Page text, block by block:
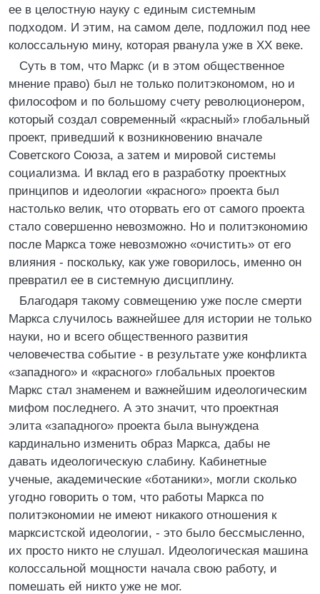
ее в целостную науку с единым системным
подходом. И этим, на самом деле, подложил под нее
колоссальную мину, которая рванула уже в XX веке.
Суть в том, что Маркс (и в этом общественное
мнение право) был не только политэкономом, но и
философом и по большому счету революционером,
который создал современный «красный» глобальный
проект, приведший к возникновению вначале
Советского Союза, а затем и мировой системы
социализма. И вклад его в разработку проектных
принципов и идеологии «красного» проекта был
настолько велик, что оторвать его от самого проекта
стало совершенно невозможно. Но и политэкономию
после Маркса тоже невозможно «очистить» от его
влияния - поскольку, как уже говорилось, именно он
превратил ее в системную дисциплину.
Благодаря такому совмещению уже после смерти
Маркса случилось важнейшее для истории не только
науки, но и всего общественного развития
человечества событие - в результате уже конфликта
«западного» и «красного» глобальных проектов
Маркс стал знаменем и важнейшим идеологическим
мифом последнего. А это значит, что проектная
элита «западного» проекта была вынуждена
кардинально изменить образ Маркса, дабы не
давать идеологическую слабину. Кабинетные
ученые, академические «ботаники», могли сколько
угодно говорить о том, что работы Маркса по
политэкономии не имеют никакого отношения к
марксистской идеологии, - это было бессмысленно,
их просто никто не слушал. Идеологическая машина
колоссальной мощности начала свою работу, и
помешать ей никто уже не мог.